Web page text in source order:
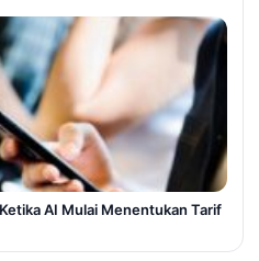
AI Mulai Menentukan Tarif